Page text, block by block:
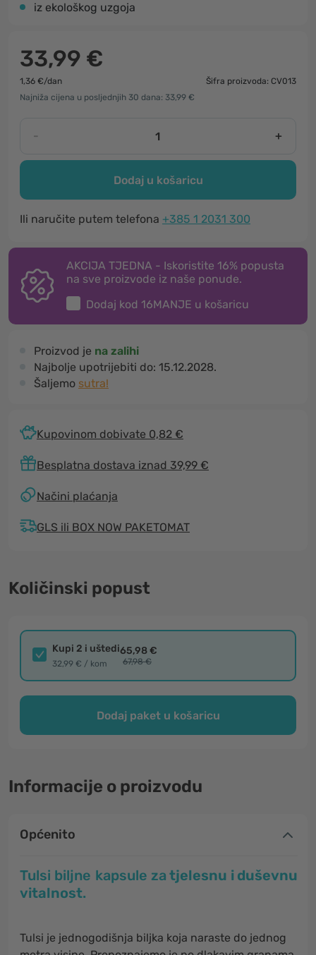
iz ekološkog uzgoja
33,99 €
1,36 €/dan
Šifra proizvoda: CV013
Najniža cijena u posljednjih 30 dana: 33,99 €
- +
Dodaj u košaricu
Ili naručite putem telefona +385 1 2031 300
AKCIJA TJEDNA - Iskoristite 16% popusta
na sve proizvode iz naše ponude.
Dodaj kod 16MANJE u košaricu
Proizvod je na zalihi
Najbolje upotrijebiti do: 15.12.2028.
Šaljemo sutra!
Kupovinom dobivate 0,82 €
Besplatna dostava iznad 39,99 €
Načini plaćanja
GLS ili BOX NOW PAKETOMAT
Količinski popust
Kupi 2 i uštedi
32,99 € / kom
65,98 €
67,98 €
Dodaj paket u košaricu
Informacije o proizvodu
Općenito
Tulsi biljne kapsule za tjelesnu i duševnu
vitalnost.
Tulsi je jednogodišnja biljka koja naraste do jednog